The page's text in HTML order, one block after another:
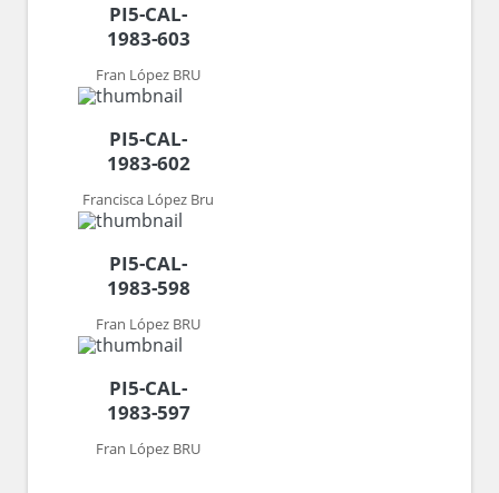
PI5-CAL-
1983-603
Fran López BRU
PI5-CAL-
1983-602
Francisca López Bru
PI5-CAL-
1983-598
Fran López BRU
PI5-CAL-
1983-597
Fran López BRU